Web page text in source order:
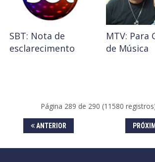
SBT: Nota de
esclarecimento
MTV: Para
de Música
Página 289 de 290 (11580
ANTERIOR